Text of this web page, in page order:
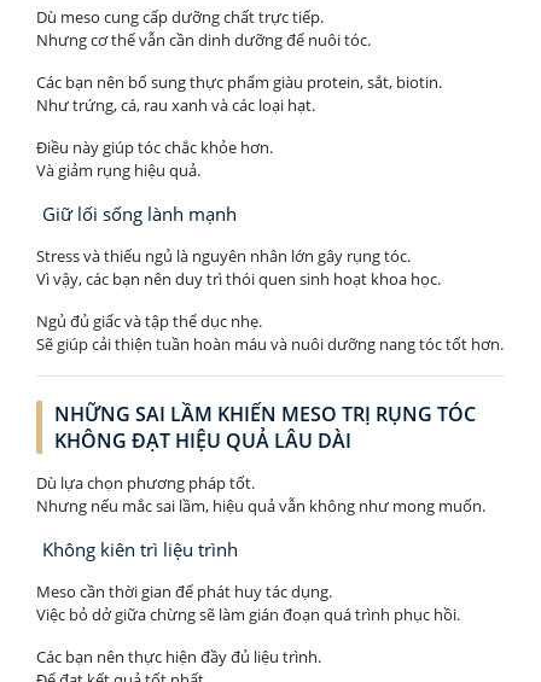
Dù meso cung cấp dưỡng chất trực tiếp.
Nhưng cơ thể vẫn cần dinh dưỡng để nuôi tóc.
Các bạn nên bổ sung thực phẩm giàu protein, sắt, biotin.
Như trứng, cá, rau xanh và các loại hạt.
Điều này giúp tóc chắc khỏe hơn.
Và giảm rụng hiệu quả.
Giữ lối sống lành mạnh
Stress và thiếu ngủ là nguyên nhân lớn gây rụng tóc.
Vì vậy, các bạn nên duy trì thói quen sinh hoạt khoa học.
Ngủ đủ giấc và tập thể dục nhẹ.
Sẽ giúp cải thiện tuần hoàn máu và nuôi dưỡng nang tóc tốt hơn.
NHỮNG SAI LẦM KHIẾN MESO TRỊ RỤNG TÓC
KHÔNG ĐẠT HIỆU QUẢ LÂU DÀI
Dù lựa chọn phương pháp tốt.
Nhưng nếu mắc sai lầm, hiệu quả vẫn không như mong muốn.
Không kiên trì liệu trình
Meso cần thời gian để phát huy tác dụng.
Việc bỏ dở giữa chừng sẽ làm gián đoạn quá trình phục hồi.
Các bạn nên thực hiện đầy đủ liệu trình.